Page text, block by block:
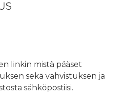
linkin mistä pääset
sekä vahvistuksen ja
sähköpostiisi.